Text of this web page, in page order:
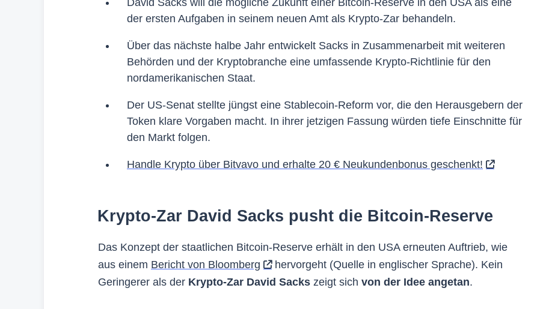
der ersten Aufgaben in seinem neuen Amt als Krypto-Zar behandeln.
Über das nächste halbe Jahr entwickelt Sacks in Zusammenarbeit mit weiteren
Behörden und der Kryptobranche eine umfassende Krypto-Richtlinie für den
nordamerikanischen Staat.
Der US-Senat stellte jüngst eine Stablecoin-Reform vor, die den Herausgebern der
Token klare Vorgaben macht. In ihrer jetzigen Fassung würden tiefe Einschnitte für
den Markt folgen.
Handle Krypto über Bitvavo und erhalte 20 € Neukundenbonus geschenkt!
Krypto-Zar David Sacks pusht die Bitcoin-Reserve
Das Konzept der staatlichen Bitcoin-Reserve erhält in den USA erneuten Auftrieb, wie
aus einem Bericht von Bloomberg
hervorgeht (Quelle in englischer Sprache). Kein
Geringerer als der Krypto-Zar David Sacks zeigt sich von der Idee angetan.